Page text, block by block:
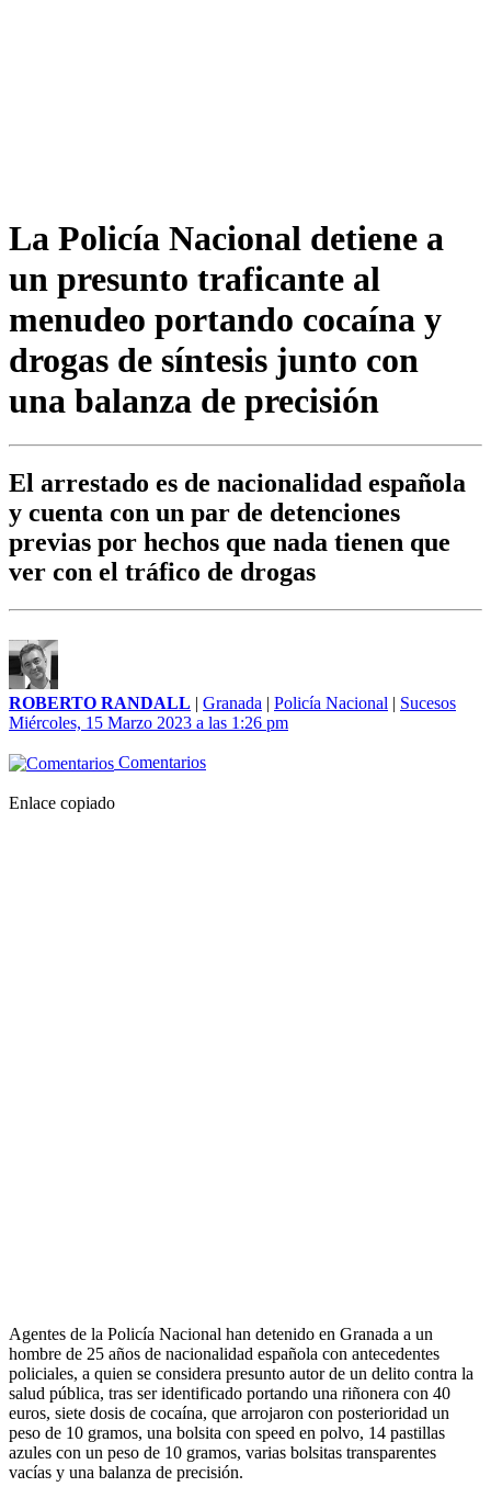
La Policía Nacional detiene a
un presunto traficante al
menudeo portando cocaína y
drogas de síntesis junto con
una balanza de precisión
El arrestado es de nacionalidad española
y cuenta con un par de detenciones
previas por hechos que nada tienen que
ver con el tráfico de drogas
ROBERTO RANDALL | Granada | Policía Nacional | Sucesos
Miércoles, 15 Marzo 2023 a las 1:26 pm
Comentarios
Enlace copiado
Agentes de la Policía Nacional han detenido en Granada a un
hombre de 25 años de nacionalidad española con antecedentes
policiales, a quien se considera presunto autor de un delito contra la
salud pública, tras ser identificado portando una riñonera con 40
euros, siete dosis de cocaína, que arrojaron con posterioridad un
peso de 10 gramos, una bolsita con speed en polvo, 14 pastillas
azules con un peso de 10 gramos, varias bolsitas transparentes
vacías y una balanza de precisión.